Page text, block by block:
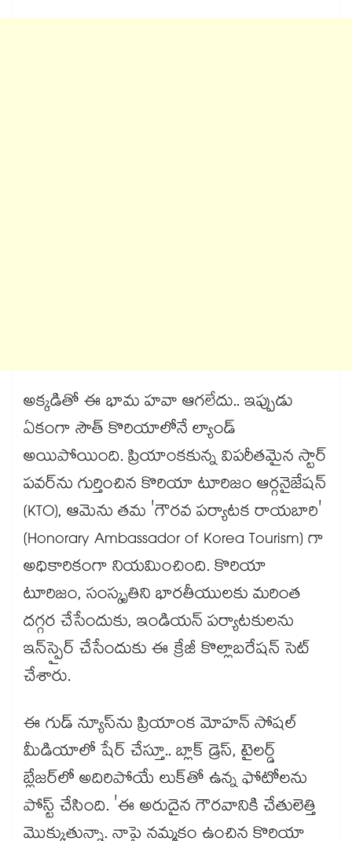
అక్కడితో ఈ భామ హవా ఆగలేదు.. ఇప్పుడు
ఏకంగా సౌత్ కొరియాలోనే ల్యాండ్
అయిపోయింది. ప్రియాంకకున్న విపరీతమైన స్టార్
పవర్‌ను గుర్తించిన కొరియా టూరిజం ఆర్గనైజేషన్
(KTO), ఆమెను తమ 'గౌరవ పర్యాటక రాయబారి'
(Honorary Ambassador of Korea Tourism) గా
అధికారికంగా నియమించింది. కొరియా
టూరిజం, సంస్కృతిని భారతీయులకు మరింత
దగ్గర చేసేందుకు, ఇండియన్ పర్యాటకులను
ఇన్‌స్పైర్ చేసేందుకు ఈ క్రేజీ కొల్లాబరేషన్ సెట్
చేశారు.
ఈ గుడ్ న్యూస్‌ను ప్రియాంక మోహన్ సోషల్
మీడియాలో షేర్ చేస్తూ.. బ్లాక్ డ్రెస్, టైలర్డ్
బ్లేజర్‌లో అదిరిపోయే లుక్‌తో ఉన్న ఫోటోలను
పోస్ట్ చేసింది. 'ఈ అరుదైన గౌరవానికి చేతులెత్తి